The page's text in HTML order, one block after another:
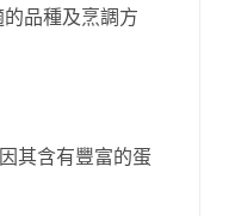
品種及烹調方
其含有豐富的蛋